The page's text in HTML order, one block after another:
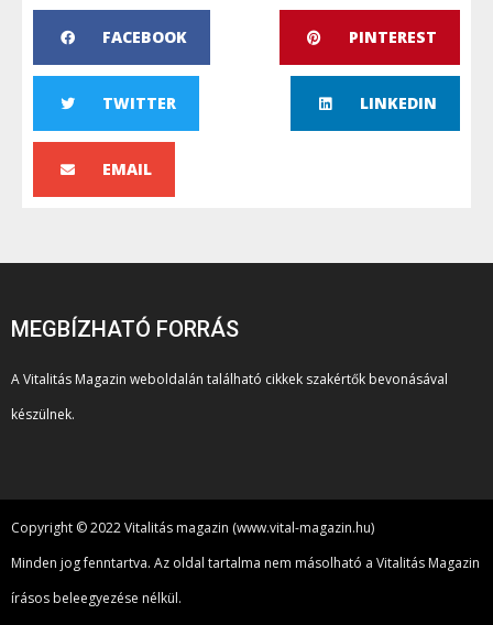
FACEBOOK PINTEREST
TWITTER LINKEDIN
EMAIL
MEGBÍZHATÓ FORRÁS
A Vitalitás Magazin weboldalán található cikkek szakértők bevonásával
készülnek.
Copyright © 2022 Vitalitás magazin (www.vital-magazin.hu)
Minden jog fenntartva. Az oldal tartalma nem másolható a Vitalitás Magazin
írásos beleegyezése nélkül.